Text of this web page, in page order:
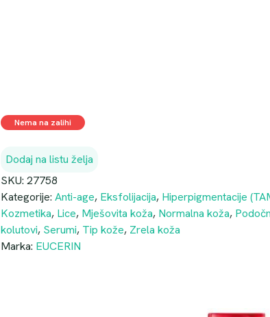
Nema na zalihi
Dodaj na listu želja
SKU: 27758
Kategorije: Anti-age, Eksfolijacija, Hiperpigmentacije
Kozmetika, Lice, Mješovita koža, Normalna koža,
kolutovi, Serumi, Tip kože, Zrela koža
Marka: EUCERIN